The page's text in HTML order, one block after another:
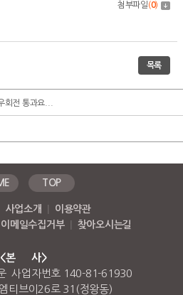
첨부파일(0)
목록
회전 통과요...
TOP
사업소개
이용약관
이메일수집거부 찾아오시는길
<본 사>
사업자번호 140-81-61930
티브이26로 31(정왕동)